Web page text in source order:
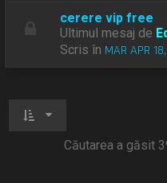
cerere vip free
Ultimul mesaj de
Scris în MAR APR
Căutarea a găsit